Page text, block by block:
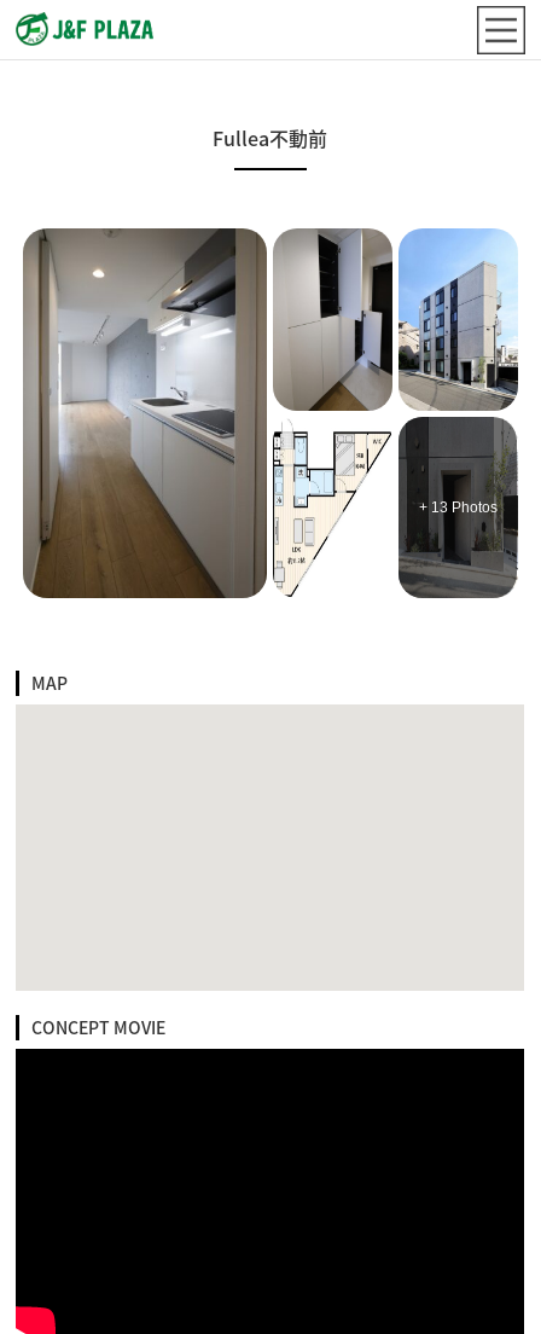
Fullea不動前
+ 13 Photos
MAP
CONCEPT MOVIE